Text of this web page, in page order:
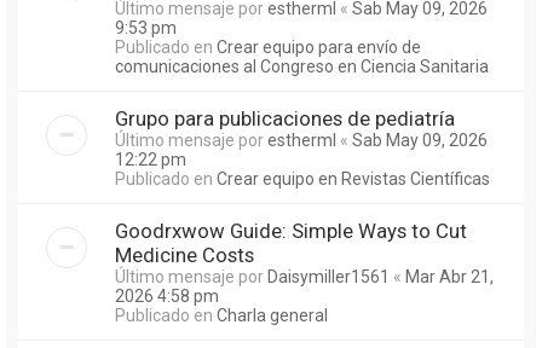
Último mensaje porestherml « Sab May 09, 2026
9:53 pm
Publicado en Crear equipo para envío de
comunicaciones al Congreso en Ciencia Sanitaria
Grupo para publicaciones de pediatría
Último mensaje porestherml « Sab May 09, 2026
12:22 pm
Publicado en Crear equipo en Revistas Científicas
Goodrxwow Guide: Simple Ways to Cut
Medicine Costs
Último mensaje por Daisymiller1561 « Mar Abr 21,
2026 4:58 pm
Publicado en Charla general